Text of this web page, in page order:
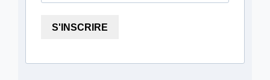
S'INSCRIRE